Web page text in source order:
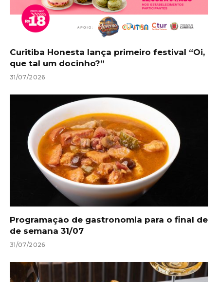
Curitiba Honesta lança primeiro festival “Oi,
que tal um docinho?”
31/07/2026
Programação de gastronomia para o final de
de semana 31/07
31/07/2026